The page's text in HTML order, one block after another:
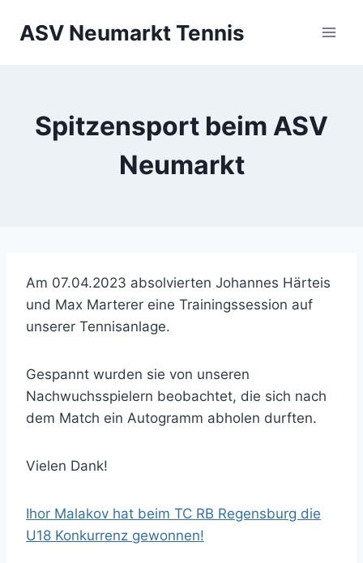
InhaltASV Neumarkt Tennis
Spitzensport beim ASV
Neumarkt
Am 07.04.2023 absolvierten Johannes Härteis
und Max Marterer eine Trainingssession auf
unserer Tennisanlage.
Gespannt wurden sie von unseren
Nachwuchsspielern beobachtet, die sich nach
dem Match ein Autogramm abholen durften.
Vielen Dank!
Ihor Malakov hat beim TC RB Regensburg die
U18 Konkurrenz gewonnen!